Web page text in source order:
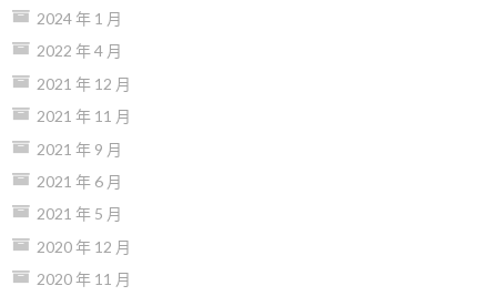
2024 年 1 月
2022 年 4 月
2021 年 12 月
2021 年 11 月
2021 年 9 月
2021 年 6 月
2021 年 5 月
2020 年 12 月
2020 年 11 月